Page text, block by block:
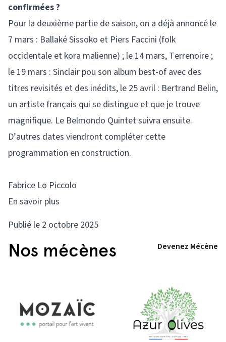
confirmées ?
Pour la deuxième partie de saison, on a déjà annoncé le
7 mars : Ballaké Sissoko et Piers Faccini (folk
occidentale et kora malienne) ; le 14 mars, Terrenoire ;
le 19 mars : Sinclair pou son album best-of avec des
titres revisités et des inédits, le 25 avril : Bertrand Belin,
un artiste français qui se distingue et que je trouve
magnifique. Le Belmondo Quintet suivra ensuite.
D’autres dates viendront compléter cette
programmation en construction.
Fabrice Lo Piccolo
En savoir plus
Publié le 2 octobre 2025
Nos mécènes Devenez Mécène